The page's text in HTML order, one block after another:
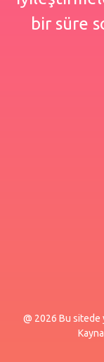
bir süre
@ 2026 Bu sitede